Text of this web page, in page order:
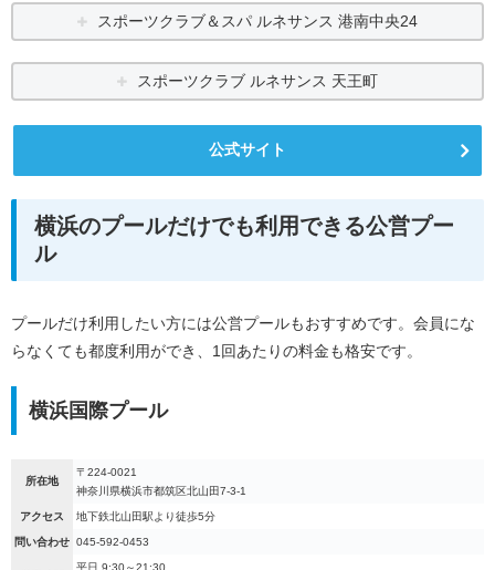
スポーツクラブ＆スパ ルネサンス 港南中央24
スポーツクラブ ルネサンス 天王町
公式サイト
横浜のプールだけでも利用できる公営プー
ル
プールだけ利用したい方には公営プールもおすすめです。会員にな
らなくても都度利用ができ、1回あたりの料金も格安です。
横浜国際プール
所在地
〒224-0021
神奈川県横浜市都筑区北山田7-3-1
アクセス 地下鉄北山田駅より徒歩5分
問い合わせ 045-592-0453